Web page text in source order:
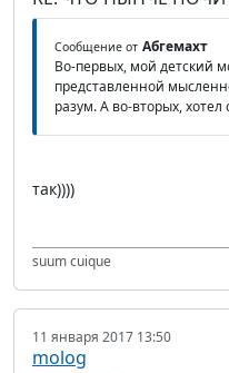
Сообщение от Абгемахт
Во-первых, мой детский
представленной
разум. А во-вторых, хотел
так))))
suum cuique
11 января 2017 13:50
molog